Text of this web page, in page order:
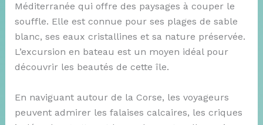
Méditerranée qui offre des paysages à couper le
souffle. Elle est connue pour ses plages de sable
blanc, ses eaux cristallines et sa nature préservée.
L’excursion en bateau est un moyen idéal pour
découvrir les beautés de cette île.
En naviguant autour de la Corse, les voyageurs
peuvent admirer les falaises calcaires, les criques